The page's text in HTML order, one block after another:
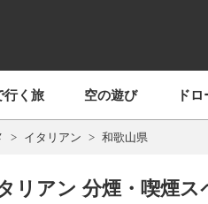
行く旅 空の遊び ド
イタリアン 和歌山県
リアン 分煙・喫煙